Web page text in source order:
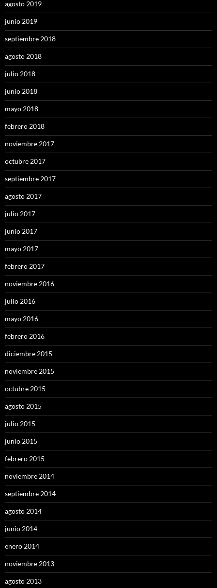
agosto 2019
junio 2019
septiembre 2018
agosto 2018
julio 2018
junio 2018
mayo 2018
febrero 2018
noviembre 2017
octubre 2017
septiembre 2017
agosto 2017
julio 2017
junio 2017
mayo 2017
febrero 2017
noviembre 2016
julio 2016
mayo 2016
febrero 2016
diciembre 2015
noviembre 2015
octubre 2015
agosto 2015
julio 2015
junio 2015
febrero 2015
noviembre 2014
septiembre 2014
agosto 2014
junio 2014
enero 2014
noviembre 2013
agosto 2013